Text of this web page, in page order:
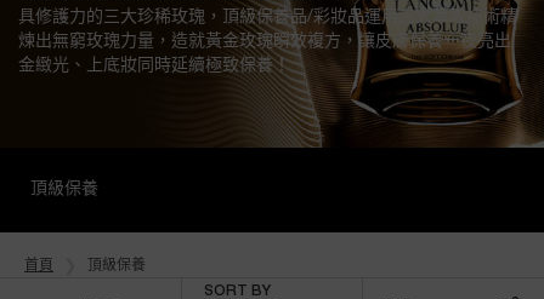
具修護力的三大珍稀玫瑰，頂級保養品/彩妝品運用三大萃取技術精
煉出無窮玫瑰力量，造就黃金玫瑰瞬效複方，讓皮膚保養一夜亮出
金緻光、上底妝同時延續極致保養！
頂級保養
首頁 頂級保養
Sort by
SORT BY